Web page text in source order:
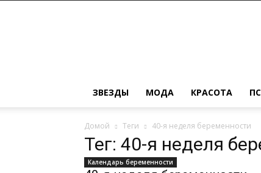
замужестве
ЗВЕЗДЫ МОДА КРАСОТА
Домой Теги 40-я неделя беременности
Тег: 40-я неделя
Календарь беременности